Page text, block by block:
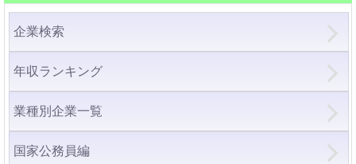
企業検索
年収ランキング
業種別企業一覧
国家公務員編